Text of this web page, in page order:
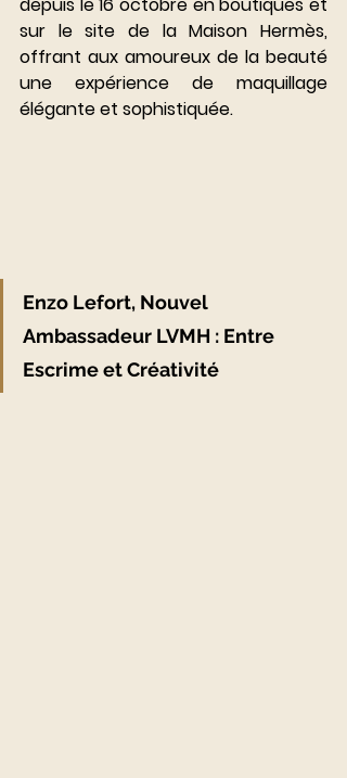
sur le site de la Maison Hermès,
offrant aux amoureux de la beauté
une expérience de maquillage
élégante et sophistiquée.
Enzo Lefort, Nouvel
Ambassadeur LVMH : Entre
Escrime et Créativité